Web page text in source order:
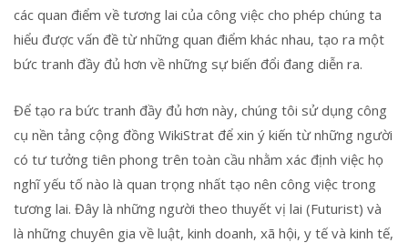
các quan điểm về tương lai của công việc cho phép chúng ta
hiểu được vấn đề từ những quan điểm khác nhau, tạo ra một
bức tranh đầy đủ hơn về những sự biến đổi đang diễn ra.
Để tạo ra bức tranh đầy đủ hơn này, chúng tôi sử dụng công
cụ nền tảng cộng đồng WikiStrat để xin ý kiến từ những người
có tư tưởng tiên phong trên toàn cầu nhằm xác định việc họ
nghĩ yếu tố nào là quan trọng nhất tạo nên công việc trong
tương lai. Đây là những người theo thuyết vị lai (Futurist) và
là những chuyên gia về luật, kinh doanh, xã hội, y tế và kinh tế,